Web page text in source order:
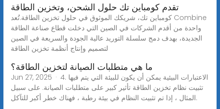
تقدم كومباين تك حلول الشحن، وتخزين الطاقة
كومباين تك، شريكك الموثوق في حلول تخزين الطاقة.تُعد Combine
واحدة من أقدم الشركات في الصين التي دخلت قطاع صناعة الطاقة
الجديدة، بهدف دمج سلسلة التوريد عالية الجودة والسريعة في الصين
لتصميم وإنتاج أنظمة تخزين الطاقة
ما هي متطلبات الصيانة لتخزين الطاقة؟
Jun 27, 2025 · 4. الاعتبارات البيئية يمكن أن يكون للبيئة التي يتم فيها
تثبيت نظام تخزين الطاقة تأثير كبير على متطلبات الصيانة. على سبيل
المثال ، إذا تم تثبيت النظام في بيئة رطبة ، فهناك خطر أكبر للتآكل.